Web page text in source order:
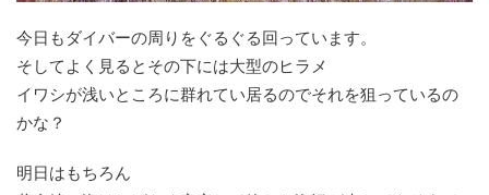
今日もダイバーの周りをぐるぐる回っています。
そしてよく見るとその下には大型のヒラメ
イワシが浅いところに群れてい居るのでそれを狙っているの
かな？
明日はもちろん